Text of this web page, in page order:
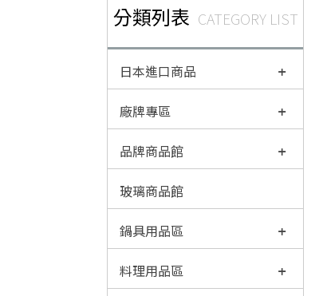
分類列表 CATEGORY LIST
日本進口商品
廠牌專區
品牌商品館
玻璃商品館
鍋具用品區
料理用品區